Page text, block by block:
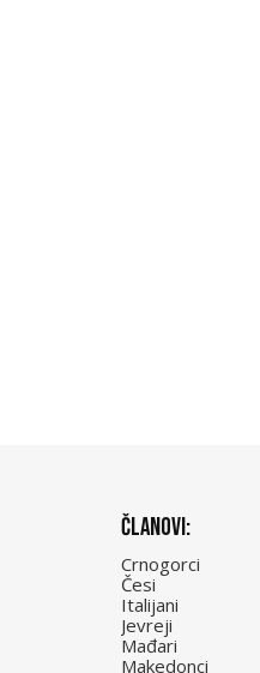
Članovi:
Crnogorci
Česi
Italijani
Jevreji
Mađari
Makedonci